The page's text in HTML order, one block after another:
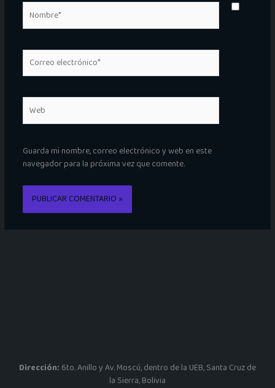
electrónico*
Guarda mi nombre, correo electrónico y web en este
navegador para la próxima vez que comente.
Dirección: 6to. Anillo y Av. Moscú, dentro de la UEB, Santa Cruz de
la Sierra, Bolivia